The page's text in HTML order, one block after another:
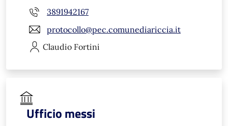
3891942167
protocollo@pec.comunediariccia.it
Claudio Fortini
Ufficio messi